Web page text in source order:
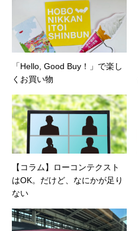
「Hello, Good Buy！」で楽し
くお買い物
【コラム】ローコンテクスト
はOK。だけど、なにかが足り
ない